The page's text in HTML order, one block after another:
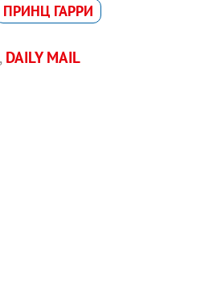
ПРИНЦ ГАРРИ
DAILY MAIL